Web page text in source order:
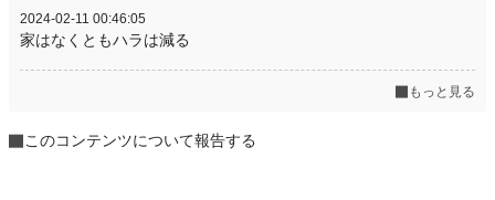
2024-02-11 00:46:05
家はなくともハラは減る
もっと見る
このコンテンツについて報告する